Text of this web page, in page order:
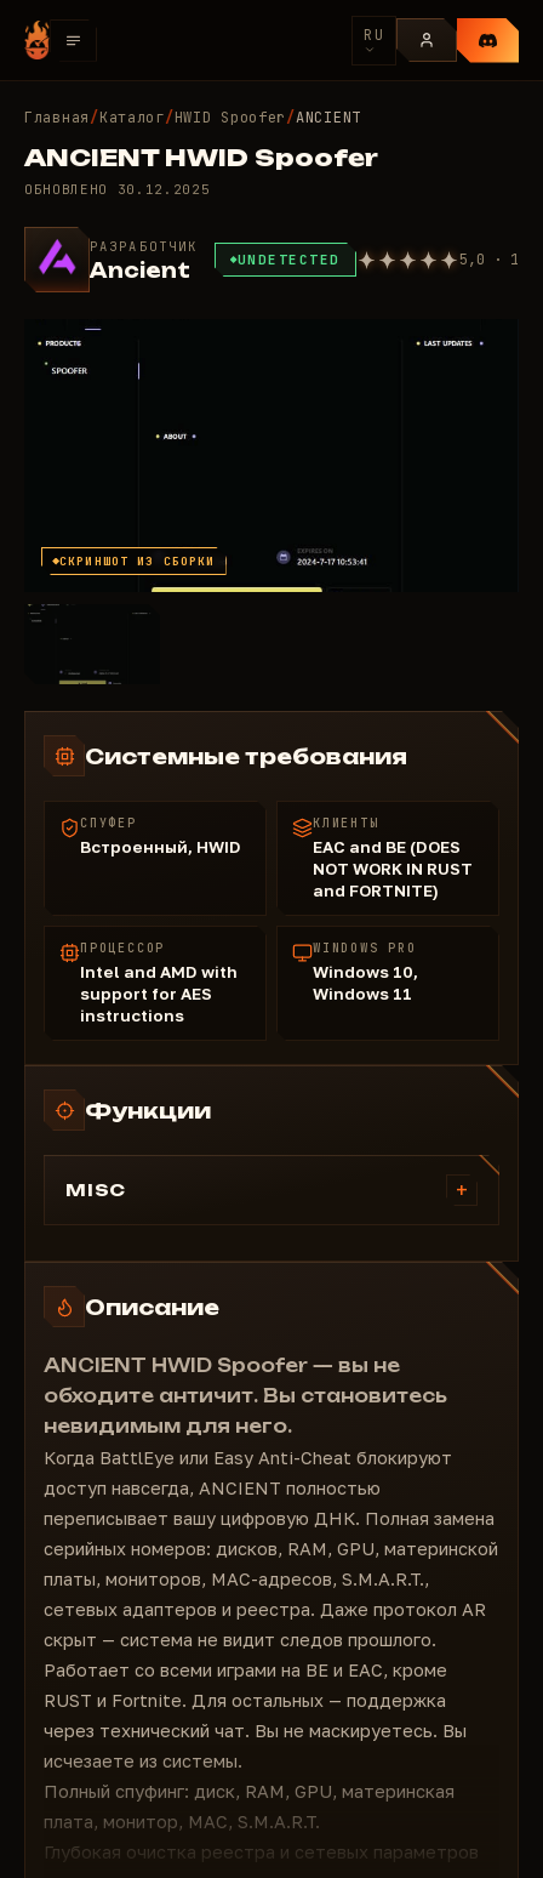
RU
Главная/Каталог/HWID Spoofer/ANCIENT
ANCIENT HWID Spoofer
ОБНОВЛЕНО 30.12.2025
РАЗРАБОТЧИК
Ancient UNDETECTED 5,0 · 1
СКРИНШОТ ИЗ СБОРКИ
Системные требования
СПУФЕР
Встроенный, HWID
КЛИЕНТЫ
EAC and BE (DOES
NOT WORK IN RUST
and FORTNITE)
ПРОЦЕССОР
Intel and AMD with
support for AES
instructions
WINDOWS PRO
Windows 10,
Windows 11
Функции
MISC +
RAM Serials
Monitor Serials
Network Adapters
Registry Values
MAC Address
GPU
Motherboard
AR Protocol
Описание
ANCIENT HWID Spoofer — вы не
обходите античит. Вы становитесь
невидимым для него.
Когда BattlEye или Easy Anti-Cheat блокируют
доступ навсегда, ANCIENT полностью
переписывает вашу цифровую ДНК. Полная замена
серийных номеров: дисков, RAM, GPU, материнской
платы, мониторов, MAC-адресов, S.M.A.R.T.,
сетевых адаптеров и реестра. Даже протокол AR
скрыт — система не видит следов прошлого.
Работает со всеми играми на BE и EAC, кроме
RUST и Fortnite. Для остальных — поддержка
через технический чат. Вы не маскируетесь. Вы
исчезаете из системы.
Полный спуфинг: диск, RAM, GPU, материнская
плата, монитор, MAC, S.M.A.R.T.
Глубокая очистка реестра и сетевых параметров